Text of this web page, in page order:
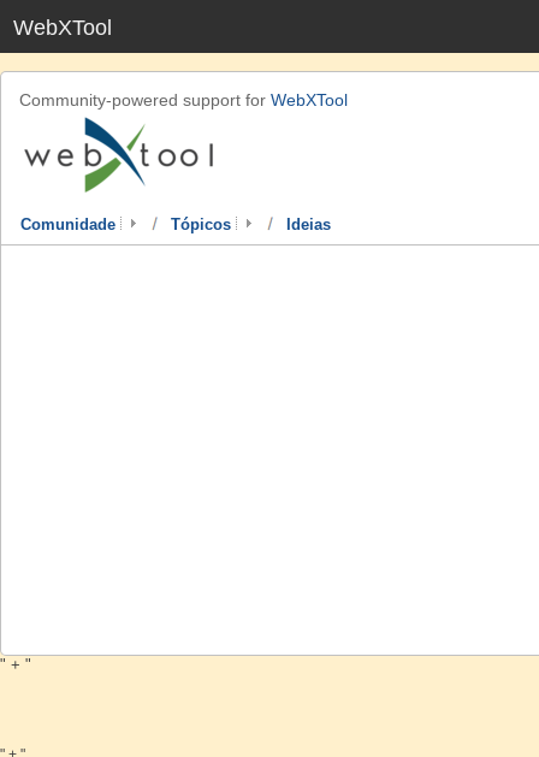
WebXTool
Community-powered support for WebXTool
Comunidade Tópicos Ideias
" + "